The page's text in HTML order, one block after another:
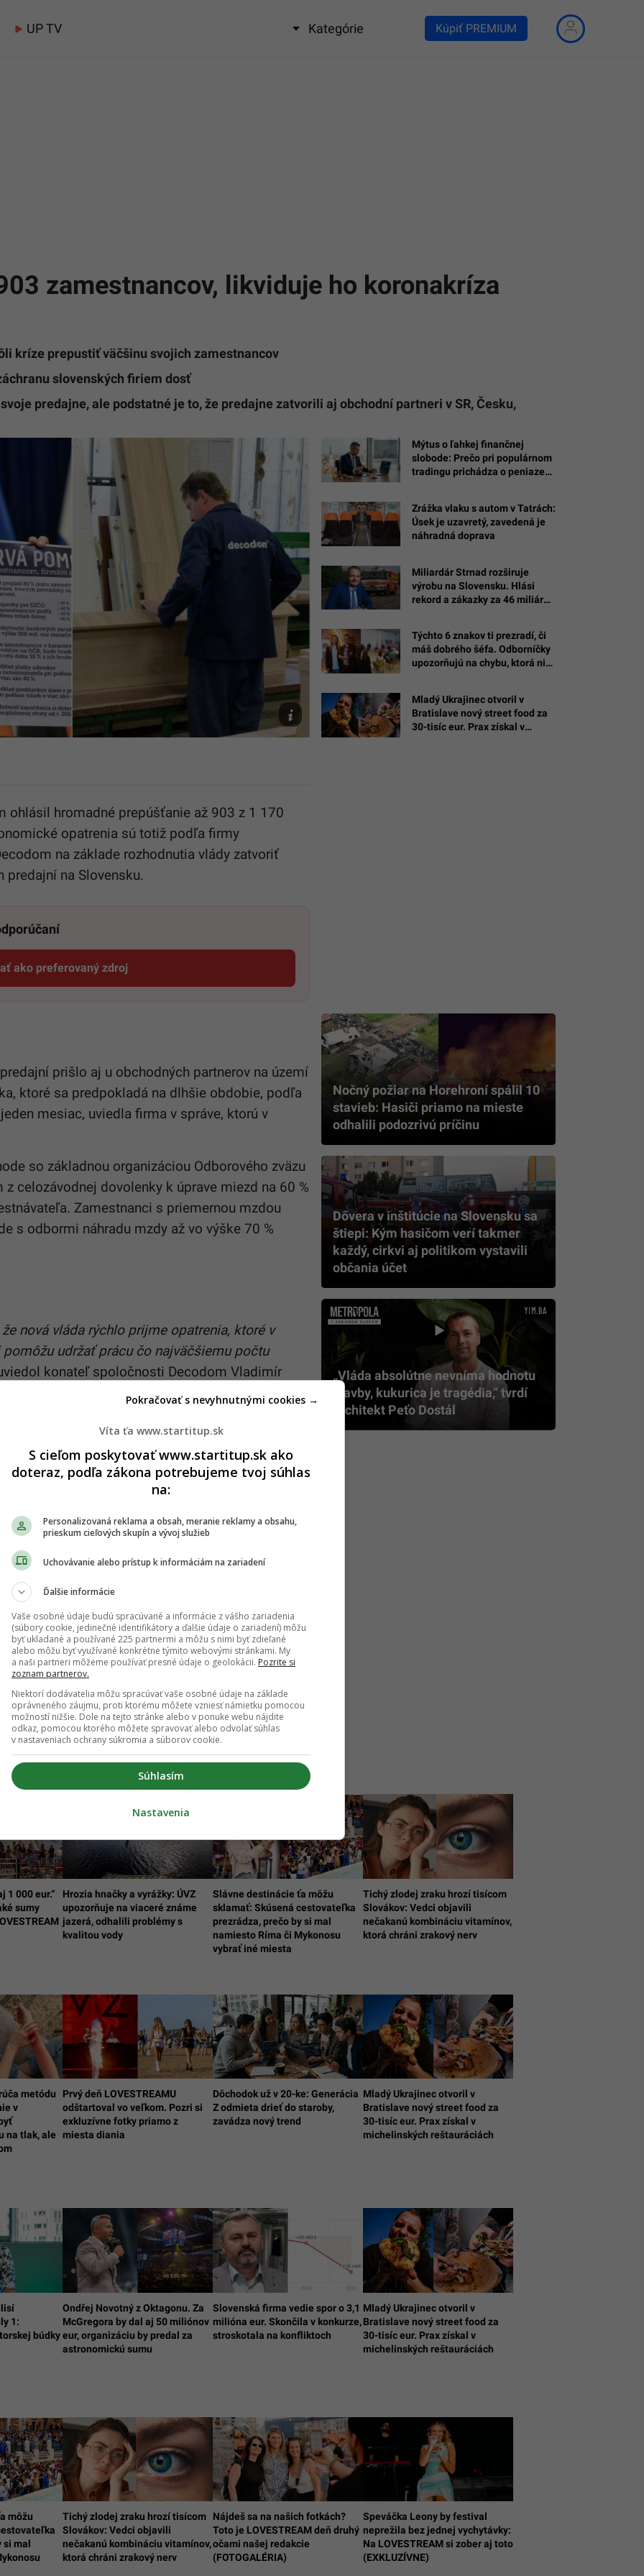
UP TV Kategórie Kúpiť PREMIUM
zamestnancov, likviduje ho koronakríza
kríze prepustiť väčšinu svojich zamestnancov
slovenských firiem dosť
predajne, ale podstatné je to, že predajne zatvorili aj obchodní partneri v SR, Česku,
Decodom
väčšinu
svojich
zamestnancov.
Na
snímke
závod
výrobu
nábytku
Topoľčanoch
TASR
-
Mišovič,
Pavol
Zachar
ohlásil hromadné prepúšťanie až 903 z 1 170
opatrenia sú totiž podľa firmy
na základe rozhodnutia vlády zatvoriť
na Slovensku.
ako preferovaný zdroj
Startitup, odkaz sa otvorí v novom okne
prišlo aj u obchodných partnerov na území
ktoré sa predpokladá na dlhšie obdobie, podľa
mesiac, uviedla firma v správe, ktorú v
so základnou organizáciou Odborového zväzu
z celozávodnej dovolenky k úprave miezd na 60 %
Zamestnanci s priemernou mzdou
s odbormi náhradu mzdy až vo výške 70 %
nová vláda rýchlo prijme opatrenia, ktoré v
udržať prácu čo najväčšiemu počtu
konateľ spoločnosti Decodom Vladimír
osobných nákladoch na zamestnancov
nedostatočných a nič nerieši. S
prepúšťanie väčšiny zamestnancov
vecí so sídlom v Topoľčanoch. Decodom
a predaja nábytku. Pevne veríme, že krízová
bude čo najskôr minulosťou a my vrátime
dodal konateľ Decodomu.
že máš postreh alebo si našiel v článku chybu, napíš nám na
redakcia@startitup.sk
Mýtus o ľahkej finančnej
slobode: Prečo pri populárnom
tradingu prichádza o peniaze
Zrážka vlaku s autom v Tatrách:
Úsek je uzavretý, zavedená je
náhradná doprava
Miliardár Strnad rozširuje
výrobu na Slovensku. Hlási
rekord a zákazky za 46 miliárd
Týchto 6 znakov ti prezradí, či
máš dobrého šéfa. Odborníčky
upozorňujú na chybu, ktorá ničí
Mladý Ukrajinec otvoril v
Bratislave nový street food za
30-tisíc eur. Prax získal v
Nočný požiar na Horehroní spálil 10
stavieb: Hasiči priamo na mieste
odhalili podozrivú príčinu
Dôvera v inštitúcie na Slovensku sa
štiepi: Kým hasičom verí takmer
každý, cirkvi aj politikom vystavili
občania účet
„Vláda absolútne nevníma hodnotu
stavby, kukurica je tragédia,” tvrdí
architekt Peťo Dostál
1 000 eur.“
sumy
Hrozia hnačky a vyrážky: ÚVZ
upozorňuje na viaceré známe
jazerá, odhalili problémy s
kvalitou vody
Slávne destinácie ťa môžu
sklamať: Skúsená cestovateľka
prezrádza, prečo by si mal
namiesto Ríma či Mykonosu
vybrať iné miesta
Tichý zlodej zraku hrozí tisícom
Slovákov: Vedci objavili
nečakanú kombináciu vitamínov,
ktorá chráni zrakový nerv
metódu
v
na tlak, ale
Prvý deň LOVESTREAMU
odštartoval vo veľkom. Pozri si
exkluzívne fotky priamo z
miesta diania
Dôchodok už v 20-ke: Generácia
Z odmieta drieť do staroby,
zavádza nový trend
Mladý Ukrajinec otvoril v
Bratislave nový street food za
30-tisíc eur. Prax získal v
michelinských reštauráciách
1:
búdky
Ondřej Novotný z Oktagonu. Za
McGregora by dal aj 50 miliónov
eur, organizáciu by predal za
astronomickú sumu
Slovenská firma vedie spor o 3,1
milióna eur. Skončila v konkurze,
stroskotala na konfliktoch
Mladý Ukrajinec otvoril v
Bratislave nový street food za
30-tisíc eur. Prax získal v
michelinských reštauráciách
môžu
si mal
Tichý zlodej zraku hrozí tisícom
Slovákov: Vedci objavili
nečakanú kombináciu vitamínov,
ktorá chráni zrakový nerv
Nájdeš sa na našich fotkách?
Toto je LOVESTREAM deň druhý
očami našej redakcie
(FOTOGALÉRIA)
Speváčka Leony by festival
neprežila bez jednej vychytávky:
Na LOVESTREAM si zober aj toto
(EXKLUZÍVNE)
Víta ťa www.startitup.sk
S cieľom poskytovať www.startitup.sk ako
doteraz, podľa zákona potrebujeme tvoj súhlas
na:
Personalizovaná reklama a obsah, meranie reklamy a obsahu,
prieskum cieľových skupín a vývoj služieb
Uchovávanie alebo prístup k informáciám na zariadení
Ďalšie informácie
Vaše osobné údaje budú spracúvané a informácie z vášho zariadenia
(súbory cookie, jedinečné identifikátory a ďalšie údaje o zariadení) môžu
byť ukladané a používané 225 partnermi a môžu s nimi byť zdieľané
alebo môžu byť využívané konkrétne týmito webovými stránkami. My
a naši partneri môžeme používať presné údaje o geolokácii. Pozrite si
zoznam partnerov.
Niektorí dodávatelia môžu spracúvať vaše osobné údaje na základe
oprávneného záujmu, proti ktorému môžete vzniesť námietku pomocou
možností nižšie. Dole na tejto stránke alebo v ponuke webu nájdite
odkaz, pomocou ktorého môžete spravovať alebo odvolať súhlas
v nastaveniach ochrany súkromia a súborov cookie.
Súhlasím
Pokračovať s nevyhnutnými cookies →
Nastavenia